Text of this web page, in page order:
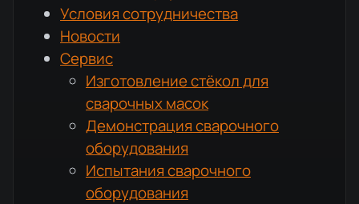
Условия сотрудничества
Новости
Сервис
Изготовление стёкол для
сварочных масок
Демонстрация сварочного
оборудования
Испытания сварочного
оборудования